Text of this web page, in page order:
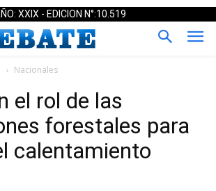
XXIX - EDICION N°:10.519
Nacionales
el rol de las
forestales para
calentamiento